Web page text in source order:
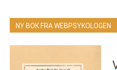
NY BOK FRA WEBPSYKOLOGEN